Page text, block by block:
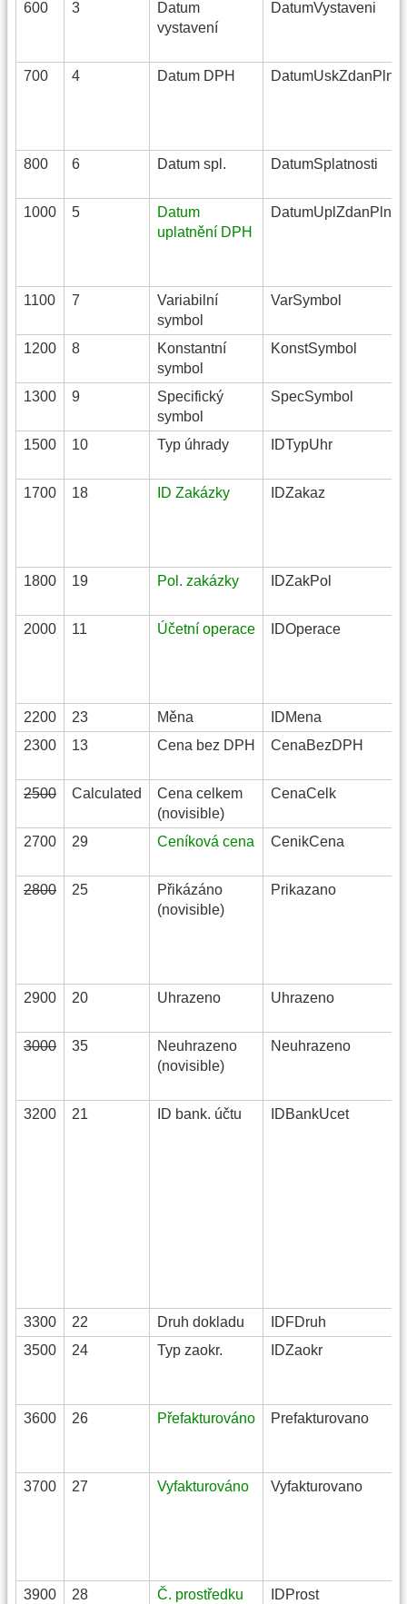
600 3
Datum
vystavení
DatumVystaveni
700 4 Datum DPH
800 6 Datum spl. DatumSplatnosti
1000 5
Datum
uplatnění DPH
1100 7
Variabilní
symbol
VarSymbol
1200 8
Konstantní
symbol
KonstSymbol
1300 9
Specifický
symbol
SpecSymbol
1500 10 Typ úhrady IDTypUhr
1700 18 ID Zakázky IDZakaz
1800 19 Pol. zakázky IDZakPol
2000 11 Účetní operace IDOperace
2200 23 Měna
IDMena
2300
13 Cena bez DPH CenaBezDPH
2500 Calculated
Cena celkem
(novisible)
CenaCelk
2700 29 Ceníková cena CenikCena
2800 25
Přikázáno
(novisible)
Prikazano
2900 20 Uhrazeno Uhrazeno
3000 35
Neuhrazeno
(novisible)
Neuhrazeno
3200 21 ID bank. účtu IDBankUcet
3300 22 Druh dokladu
IDFDruh
3500
24 Typ zaokr. IDZaokr
3600 26 Přefakturováno Prefakturovano
3700 27 Vyfakturováno Vyfakturovano
3900 28 Č. prostředku IDProst